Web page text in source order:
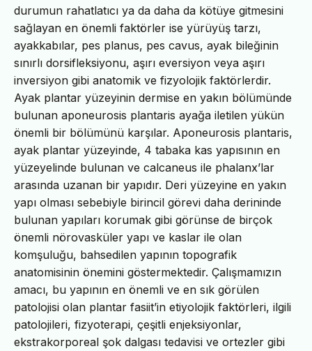
durumun rahatlatıcı ya da daha da kötüye gitmesini
sağlayan en önemli faktörler ise yürüyüş tarzı,
ayakkabılar, pes planus, pes cavus, ayak bileğinin
sınırlı dorsifleksiyonu, aşırı eversiyon veya aşırı
inversiyon gibi anatomik ve fizyolojik faktörlerdir.
Ayak plantar yüzeyinin dermise en yakın bölümünde
bulunan aponeurosis plantaris ayağa iletilen yükün
önemli bir bölümünü karşılar. Aponeurosis plantaris,
ayak plantar yüzeyinde, 4 tabaka kas yapısının en
yüzeyelinde bulunan ve calcaneus ile phalanx’lar
arasında uzanan bir yapıdır. Deri yüzeyine en yakın
yapı olması sebebiyle birincil görevi daha derininde
bulunan yapıları korumak gibi görünse de birçok
önemli nörovasküler yapı ve kaslar ile olan
komşuluğu, bahsedilen yapının topografik
anatomisinin önemini göstermektedir. Çalışmamızın
amacı, bu yapının en önemli ve en sık görülen
patolojisi olan plantar fasiit’in etiyolojik faktörleri, ilgili
patolojileri, fizyoterapi, çeşitli enjeksiyonlar,
ekstrakorporeal şok dalgası tedavisi ve ortezler gibi